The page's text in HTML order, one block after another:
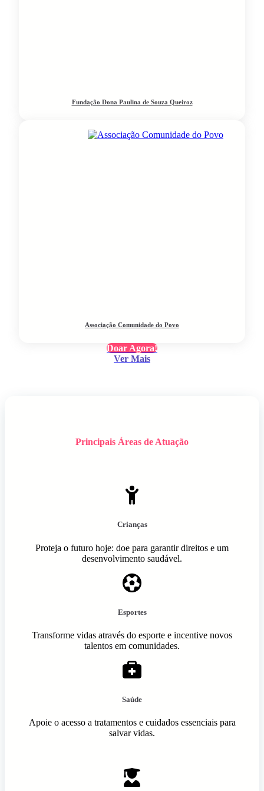
Fundação Dona Paulina de Souza Queiroz
Associação Comunidade do Povo
Doar Agora!
Ver Mais
Principais Áreas de Atuação
Crianças
Proteja o futuro hoje: doe para garantir direitos e um
desenvolvimento saudável.
Esportes
Transforme vidas através do esporte e incentive novos
talentos em comunidades.
Saúde
Apoie o acesso a tratamentos e cuidados essenciais para
salvar vidas.